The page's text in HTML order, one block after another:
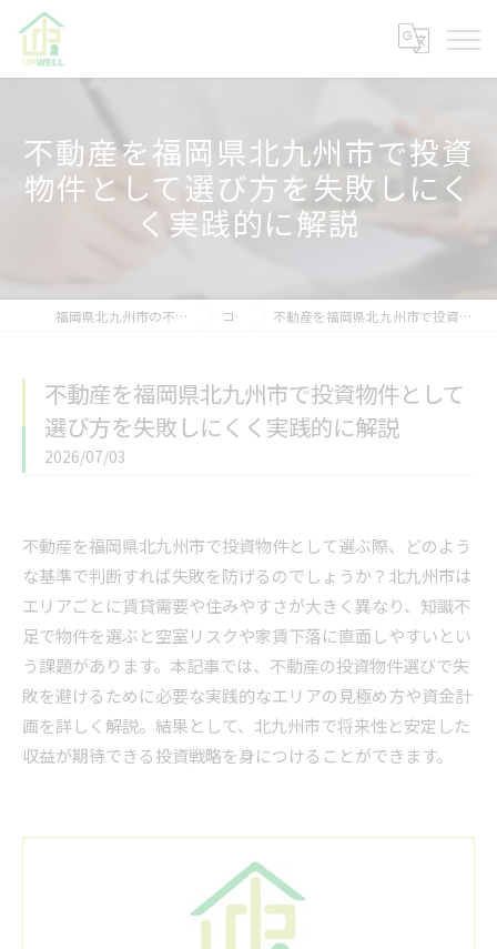
不動産を福岡県北九州市で投資
物件として選び方を失敗しにく
く実践的に解説
福岡県北九州市の不動産なら株式会社アップウェル コラム 不動産を福岡県北九州市で投資物件として選び方を失敗しにくく実践的に解説
不動産を福岡県北九州市で投資物件として
選び方を失敗しにくく実践的に解説
2026/07/03
不動産を福岡県北九州市で投資物件として選ぶ際、どのよう
な基準で判断すれば失敗を防げるのでしょうか？北九州市は
エリアごとに賃貸需要や住みやすさが大きく異なり、知識不
足で物件を選ぶと空室リスクや家賃下落に直面しやすいとい
う課題があります。本記事では、不動産の投資物件選びで失
敗を避けるために必要な実践的なエリアの見極め方や資金計
画を詳しく解説。結果として、北九州市で将来性と安定した
収益が期待できる投資戦略を身につけることができます。